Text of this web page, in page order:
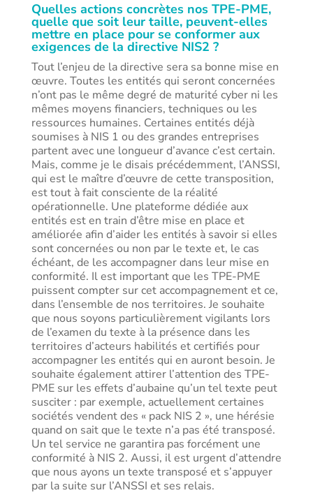
Quelles actions concrètes nos TPE-PME,
quelle que soit leur taille, peuvent-elles
mettre en place pour se conformer aux
exigences de la directive NIS2 ?
Tout l’enjeu de la directive sera sa bonne mise en
œuvre. Toutes les entités qui seront concernées
n’ont pas le même degré de maturité cyber ni les
mêmes moyens financiers, techniques ou les
ressources humaines. Certaines entités déjà
soumises à NIS 1 ou des grandes entreprises
partent avec une longueur d’avance c’est certain.
Mais, comme je le disais précédemment, l’ANSSI,
qui est le maître d’œuvre de cette transposition,
est tout à fait consciente de la réalité
opérationnelle. Une plateforme dédiée aux
entités est en train d’être mise en place et
améliorée afin d’aider les entités à savoir si elles
sont concernées ou non par le texte et, le cas
échéant, de les accompagner dans leur mise en
conformité. Il est important que les TPE-PME
puissent compter sur cet accompagnement et ce,
dans l’ensemble de nos territoires. Je souhaite
que nous soyons particulièrement vigilants lors
de l’examen du texte à la présence dans les
territoires d’acteurs habilités et certifiés pour
accompagner les entités qui en auront besoin. Je
souhaite également attirer l’attention des TPE-
PME sur les effets d’aubaine qu’un tel texte peut
susciter : par exemple, actuellement certaines
sociétés vendent des « pack NIS 2 », une hérésie
quand on sait que le texte n’a pas été transposé.
Un tel service ne garantira pas forcément une
conformité à NIS 2. Aussi, il est urgent d’attendre
que nous ayons un texte transposé et s’appuyer
par la suite sur l’ANSSI et ses relais.